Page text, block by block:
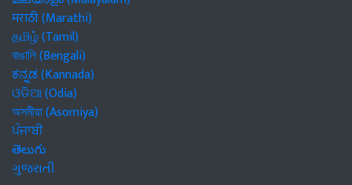
मराठी (Marathi)
தமிழ் (Tamil)
বাঙালি (Bengali)
ಕನ್ನಡ (Kannada)
ଓଡିଆ (Odia)
অসমীয়া (Asomiya)
ਪੰਜਾਬੀ
తెలుగు
ગુજરાતી